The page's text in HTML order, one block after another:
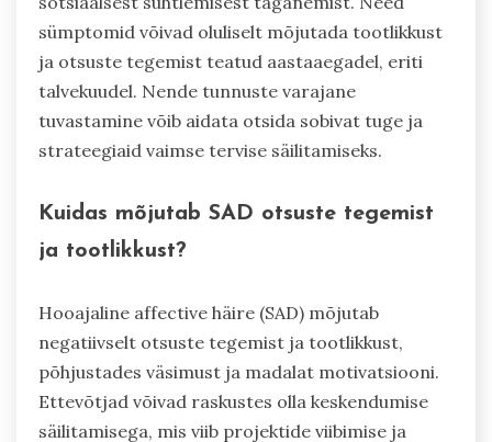
sümptomid võivad oluliselt mõjutada tootlikkust
ja otsuste tegemist teatud aastaaegadel, eriti
talvekuudel. Nende tunnuste varajane
tuvastamine võib aidata otsida sobivat tuge ja
strateegiaid vaimse tervise säilitamiseks.
Kuidas mõjutab SAD otsuste tegemist
ja tootlikkust?
Hooajaline affective häire (SAD) mõjutab
negatiivselt otsuste tegemist ja tootlikkust,
põhjustades väsimust ja madalat motivatsiooni.
Ettevõtjad võivad raskustes olla keskendumise
säilitamisega, mis viib projektide viibimise ja